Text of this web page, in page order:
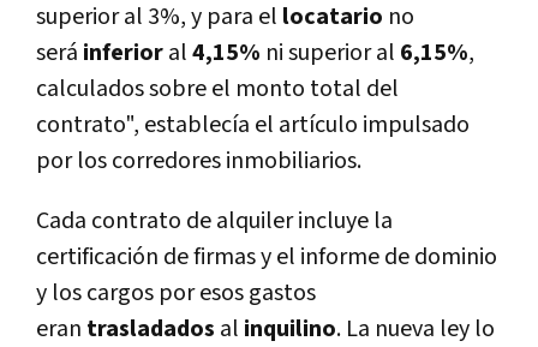
superior al 3%, y para el locatario no
será inferioral4,15% ni superior al 6,15%,
calculados sobre el monto total del
contrato", establecía el artículo impulsado
por los corredores inmobiliarios.
Cada contrato de alquiler incluye la
certificación de firmas y el informe de dominio
y los cargos por esos gastos
eran trasladados al inquilino. La nueva ley lo